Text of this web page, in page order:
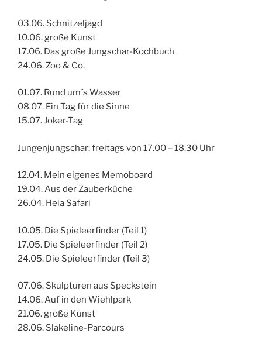
03.06. Schnitzeljagd
10.06. große Kunst
17.06. Das große Jungschar-Kochbuch
24.06. Zoo & Co.
01.07. Rund um´s Wasser
08.07. Ein Tag für die Sinne
15.07. Joker-Tag
Jungenjungschar: freitags von 17.00 – 18.30 Uhr
12.04. Mein eigenes Memoboard
19.04. Aus der Zauberküche
26.04. Heia Safari
10.05. Die Spieleerfinder (Teil 1)
17.05. Die Spieleerfinder (Teil 2)
24.05. Die Spieleerfinder (Teil 3)
07.06. Skulpturen aus Speckstein
14.06. Auf in den Wiehlpark
21.06. große Kunst
28.06. Slakeline-Parcours